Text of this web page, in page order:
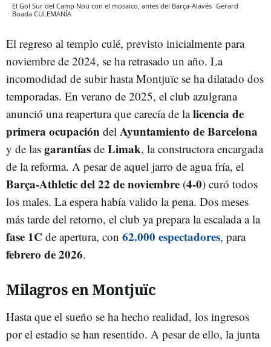
El Gol Sur del Camp Nou con el mosaico, antes del Barça-Alavés Gerard
Boada CULEMANÍA
El regreso al templo culé, previsto inicialmente para
noviembre de 2024, se ha retrasado un año. La
incomodidad de subir hasta Montjuïc se ha dilatado dos
temporadas. En verano de 2025, el club azulgrana
anunció una reapertura que carecía de lalicencia de
primera ocupación del Ayuntamiento de Barcelona
y de las garantías de Limak, la constructora encargada
de la reforma. A pesar de aquel jarro de agua fría, el
Barça-Athletic del 22 de noviembre (4-0) curó todos
los males. La espera había valido la pena. Dos meses
más tarde del retorno, el club ya prepara la escalada a la
fase 1C de apertura, con 62.000 espectadores, para
febrero de 2026.
Milagros en Montjuïc
Hasta que el sueño se ha hecho realidad, los ingresos
por el estadio se han resentido. A pesar de ello, la junta